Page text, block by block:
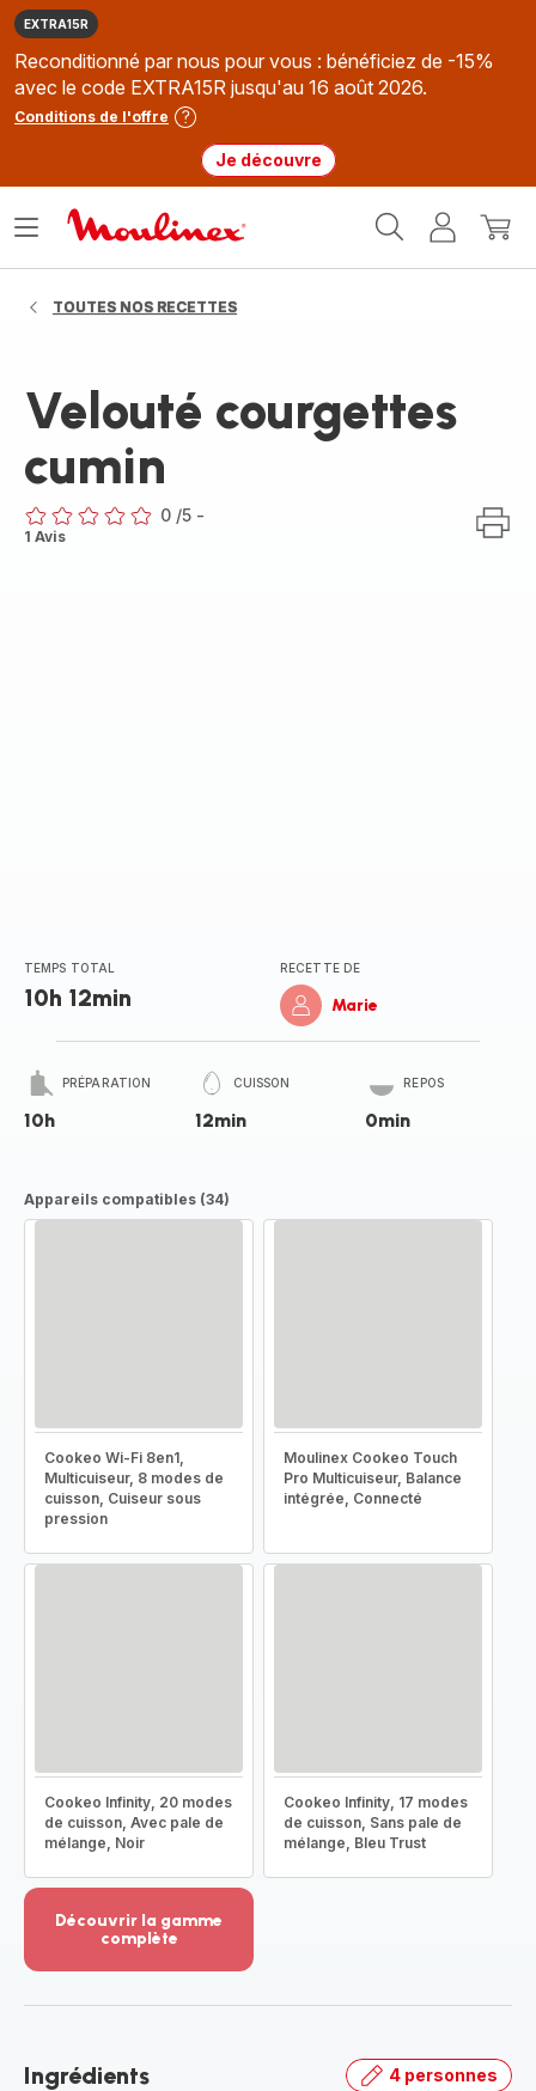
EXTRA15R
Reconditionné par nous pour vous : bénéficiez de -15%
avec le code EXTRA15R jusqu'au 16 août 2026.
Conditions de l'offre
Je découvre
MonMon
Ouvrir
TOUTES NOS RECETTES
Velouté courgettes
cumin
ratings.0
0 /5 -
1 Avis
TEMPS TOTAL
10h 12min
RECETTE DE
Marie
PRÉPARATION
10h
CUISSON
12min
REPOS
0min
Appareils compatibles (34)
Cookeo Wi-Fi 8en1,
Multicuiseur, 8 modes de
cuisson, Cuiseur sous
pression
Moulinex Cookeo Touch
Pro Multicuiseur, Balance
intégrée, Connecté
Cookeo Infinity, 20 modes
de cuisson, Avec pale de
mélange, Noir
Cookeo Infinity, 17 modes
de cuisson, Sans pale de
mélange, Bleu Trust
Découvrir la gamme
complète
-
gamme
Ingrédients 4 personnes